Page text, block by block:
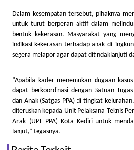
Dalam kesempatan tersebut, pihaknya
untuk turut berperan aktif dalam
bentuk kekerasan. Masyarakat yang
indikasi kekerasan terhadap anak di
segera melapor agar dapat ditindaklanjuti
“Apabila kader menemukan dugaan
dapat berkoordinasi dengan Satuan
dan Anak (Satgas PPA) di tingkat
diteruskan kepada Unit Pelaksana Teknis
Anak (UPT PPA) Kota Kediri untuk
lanjut,” tegasnya.